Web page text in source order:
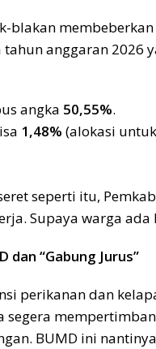
blakan
tahun anggaran
angka 50,55%.
1,48% (alokasi
seperti itu,
Supaya warga ada
dan “Gabung Jurus”
perikanan dan
segera
BUMD ini